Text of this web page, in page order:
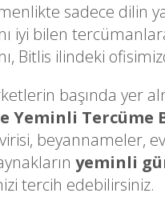
sadece dilin
iyi bilen
Bitlis ilindeki
başında yer
Yeminli Tercüme
beyannameler,
yeminli
tercih edebilirsiniz.